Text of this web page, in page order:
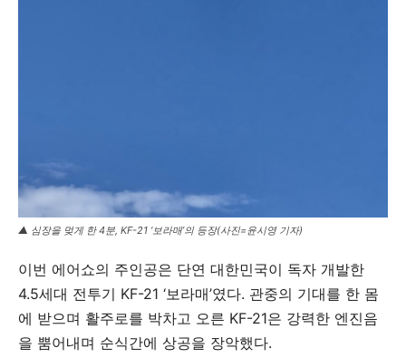
▲ 심장을 멎게 한 4분, KF-21 ‘보라매’의 등장(사진=윤시영 기자)
이번 에어쇼의 주인공은 단연 대한민국이 독자 개발한
4.5세대 전투기 KF-21 ‘보라매’였다. 관중의 기대를 한 몸
에 받으며 활주로를 박차고 오른 KF-21은 강력한 엔진음
을 뿜어내며 순식간에 상공을 장악했다.